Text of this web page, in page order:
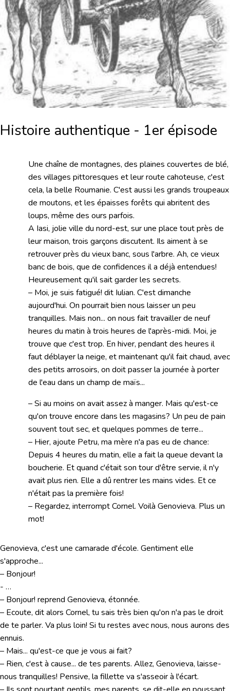
Histoire authentique - 1er épisode
Une chaîne de montagnes, des plaines couvertes de blé,
des villages pittoresques et leur route cahoteuse, c'est
cela, la belle Roumanie. C'est aussi les grands troupeaux
de moutons, et les épaisses forêts qui abritent des
loups, même des ours parfois.
A Iasi, jolie ville du nord-est, sur une place tout près de
leur maison, trois garçons discutent. Ils aiment à se
retrouver près du vieux banc, sous l'arbre. Ah, ce vieux
banc de bois, que de confidences il a déjà entendues!
Heureusement qu'il sait garder les secrets.
– Moi, je suis fatigué! dit Iulian. C'est dimanche
aujourd'hui. On pourrait bien nous laisser un peu
tranquilles. Mais non... on nous fait travailler de neuf
heures du matin à trois heures de l'après-midi. Moi, je
trouve que c'est trop. En hiver, pendant des heures il
faut déblayer la neige, et maintenant qu'il fait chaud, avec
des petits arrosoirs, on doit passer la journée à porter
de l'eau dans un champ de maïs...
– Si au moins on avait assez à manger. Mais qu'est-ce
qu'on trouve encore dans les magasins? Un peu de pain
souvent tout sec, et quelques pommes de terre...
– Hier, ajoute Petru, ma mère n'a pas eu de chance:
Depuis 4 heures du matin, elle a fait la queue devant la
boucherie. Et quand c'était son tour d'être servie, il n'y
avait plus rien. Elle a dû rentrer les mains vides. Et ce
n'était pas la première fois!
– Regardez, interrompt Cornel. Voilà Genovieva. Plus un
mot!
Genovieva, c'est une camarade d'école. Gentiment elle
s'approche...
– Bonjour!
- …
– Bonjour! reprend Genovieva, étonnée.
– Ecoute, dit alors Cornel, tu sais très bien qu'on n'a pas le droit
de te parler. Va plus loin! Si tu restes avec nous, nous aurons des
ennuis.
– Mais... qu'est-ce que je vous ai fait?
– Rien, c'est à cause... de tes parents. Allez, Genovieva, laisse-
nous tranquilles! Pensive, la fillette va s'asseoir à l'écart.